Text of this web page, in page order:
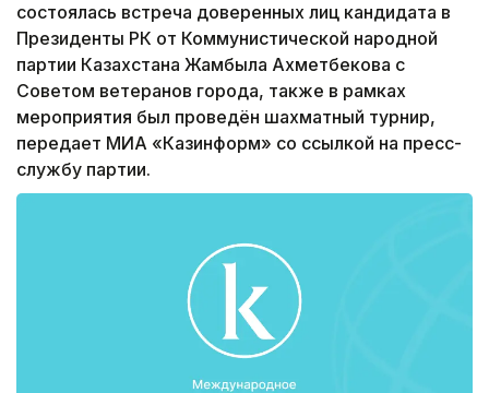
состоялась встреча доверенных лиц кандидата в
Президенты РК от Коммунистической народной
партии Казахстана Жамбыла Ахметбекова с
Советом ветеранов города, также в рамках
мероприятия был проведён шахматный турнир,
передает МИА «Казинформ» со ссылкой на пресс-
службу партии.